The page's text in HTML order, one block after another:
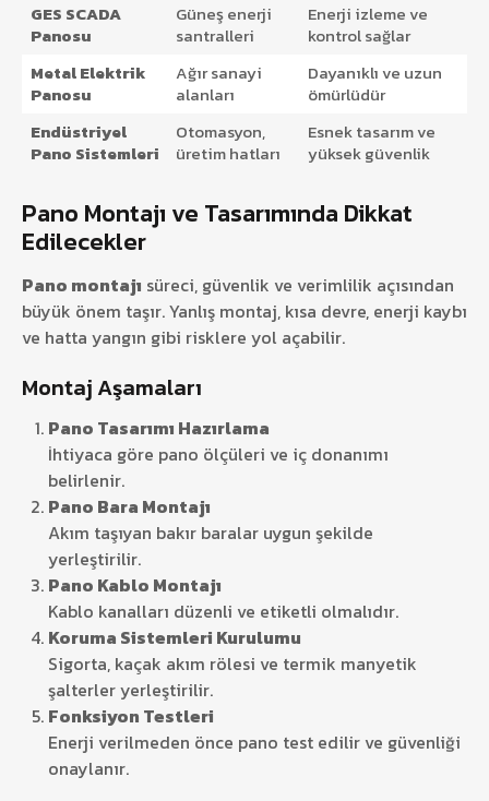
GES SCADA
Panosu
Güneş enerji
santralleri
Enerji izleme ve
kontrol sağlar
Metal Elektrik
Panosu
Ağır sanayi
alanları
Dayanıklı ve uzun
ömürlüdür
Endüstriyel
Pano Sistemleri
Otomasyon,
üretim hatları
Esnek tasarım ve
yüksek güvenlik
Pano Montajı ve Tasarımında Dikkat
Edilecekler
Pano montajı süreci, güvenlik ve verimlilik açısından
büyük önem taşır. Yanlış montaj, kısa devre, enerji kaybı
ve hatta yangın gibi risklere yol açabilir.
Montaj Aşamaları
Pano Tasarımı Hazırlama
İhtiyaca göre pano ölçüleri ve iç donanımı
belirlenir.
Pano Bara Montajı
Akım taşıyan bakır baralar uygun şekilde
yerleştirilir.
Pano Kablo Montajı
Kablo kanalları düzenli ve etiketli olmalıdır.
Koruma Sistemleri Kurulumu
Sigorta, kaçak akım rölesi ve termik manyetik
şalterler yerleştirilir.
Fonksiyon Testleri
Enerji verilmeden önce pano test edilir ve güvenliği
onaylanır.